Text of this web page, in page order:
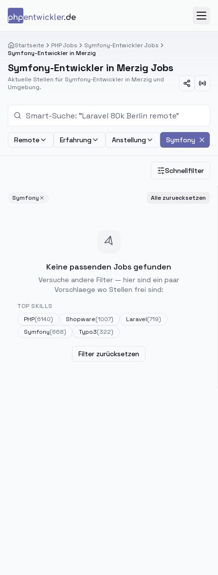
phpentwickler.de
Startseite PHP Jobs
Symfony-Entwickler Jobs
Symfony-Entwickler in Merzig
Symfony-Entwickler in Merzig Jobs
Aktuelle Stellen für Symfony-Entwickler in Merzig und
Umgebung.
Remote Erfahrung Anstellung Symfony
Schnellfilter
Symfony Alle zuruecksetzen
Keine passenden Jobs gefunden
Versuche andere Filter — hier sind ein paar
Vorschlaege wo Stellen frei sind:
TOP SKILLS
PHP(6140) Shopware(1007) Laravel(719)
Symfony(668) Typo3(322)
Filter zurücksetzen